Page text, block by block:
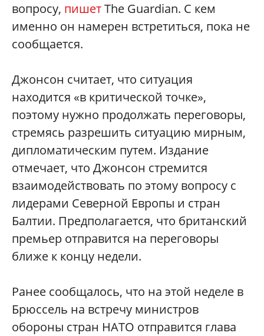
вопросу, пишетThe Guardian. С кем
именно он намерен встретиться, пока не
сообщается.
Джонсон считает, что ситуация
находится «в критической точке»,
поэтому нужно продолжать переговоры,
стремясь разрешить ситуацию мирным,
дипломатическим путем. Издание
отмечает, что Джонсон стремится
взаимодействовать по этому вопросу с
лидерами Северной Европы и стран
Балтии. Предполагается, что британский
премьер отправится на переговоры
ближе к концу недели.
Ранее сообщалось, что на этой неделе в
Брюссель на встречу министров
обороны стран НАТО отправится глава